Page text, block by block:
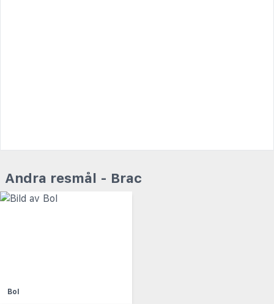
Andra resmål - Brac
Bol